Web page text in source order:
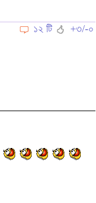
১২ টি +৩/-০